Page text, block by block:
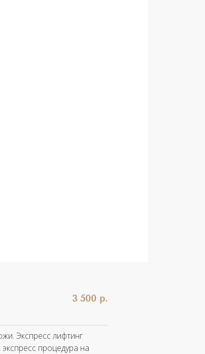
3 500 р.
Экспресс лифтинг
процедура на